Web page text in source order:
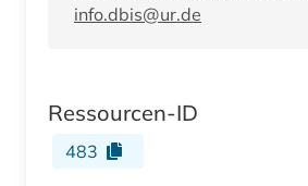
info.dbis@ur.de
Ressourcen-ID
483